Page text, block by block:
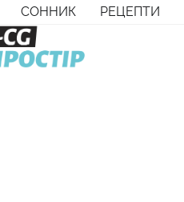
СОННИК РЕЦЕПТИ